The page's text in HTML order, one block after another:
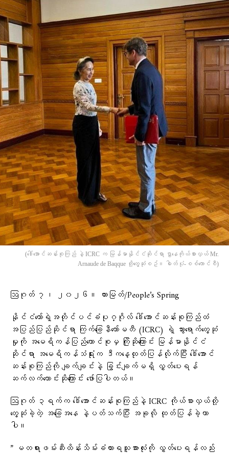
(​ဒေါ်​အောင်ဆန်းစုကြည် နဲ့ ICRC က မြန်မာနိုင်ငံဆိုင်ရာ ဌာ‌နေကိုယ်စားလှယ် Mr.
Arnaude de Baqque တို့​တွေ့ဆုံစဥ်။ ဓါတ်ပုံ-စစ်​ကောင်စီ)
ဩဂုတ် ၇၊ ၂၀၂၆။ ထားမြတ်/People’s Spring
နိုင်ငံတော်ရဲ့အတိုင်ပင်ခံပုဂ္ဂိုလ် ဒေါ်အောင်ဆန်းစုကြည်ထံ
အပြည်ပြည်ဆိုင်ရာ ကြက်ခြေနီကော်မတီ (ICRC) ရဲ့ သွားရောက်တွေ့ဆုံ
မှုကို အမေရိကန်ပြည်ထောင်စုမှ ကြိုဆိုကြောင်း မြန်မာနိုင်ငံ
ဆိုင်ရာ အမေရိကန်သံရုံးက ဒီကနေ့ထုတ်ပြန်လိုက်ပြီး ဒေါ်အောင်
ဆန်းစုကြည်ကို ချက်ချင်းနဲ့ ခြွင်းချက်မရှိ လွှတ်ပေးရန်
ဆက်လက်တောင်းဆိုကြောင်း ဖော်ပြပါတယ်။
ဩဂုတ် ၃ရက်က ဒေါ်အောင်ဆန်းစုကြည်နဲ့ ICRC ကိုယ်စားလှယ်တို့
တွေ့ဆုံခဲ့တဲ့ အခြေအနေ နဲ့ပတ်သက်ပြီး အခုလို ထုတ်ပြန်ခဲ့တာ
ပါ။
” မတရားဖမ်းဆီးထိန်းသိမ်းခံထားရသူအားလုံးကို လွှတ်ပေးရန်လည်း